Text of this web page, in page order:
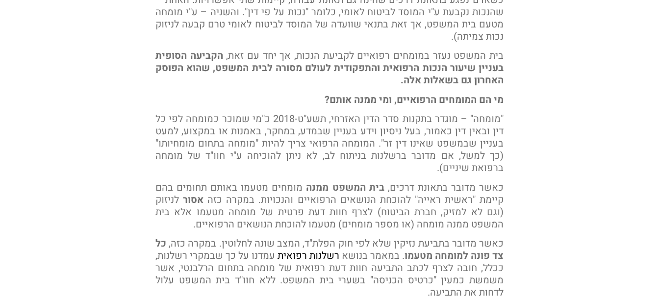
שהנכות נקבעת ע"י המוסד לביטוח לאומי, כלומר "נכות על פי דין". והשניה – ע"י מומחה
מטעם בית המשפט, אך זאת בתנאי שוועדה של המוסד לביטוח לאומי טרם קבעה לניזוק
נכות צמיתה).
בית המשפט נעזר במומחים רפואיים לקביעת הנכות, אך יחד עם זאת, הקביעה הסופית
בעניין שיעור הנכות הרפואית והתפקודית לעולם מסורה לבית המשפט, שהוא הפוסק
האחרון גם בשאלות אלה.
מי הם המומחים הרפואיים, ומי ממנה אותם?
"מומחה" – מוגדר בתקנות סדר הדין האזרחי, תשע"ט-2018 כ"מי שמוכר כמומחה לפי כל
דין ובאין דין כאמור, בעל ניסיון וידע בעניין שבמדע, במחקר, באמנות או במקצוע, למעט
בעניין שבמשפט שאינו דין זר". המומחה הרפואי צריך להיות "מומחה בתחום מומחיותו"
(כך למשל, אם מדובר ברשלנות בניתוח לב, לא ניתן להוכיחה ע"י חוו"ד של מומחה
ברפואת שיניים).
כאשר מדובר בתאונת דרכים,בית המשפט ממנה מומחים מטעמו באותם תחומים בהם
קיימת "ראשית ראייה" להוכחת הנושאים הרפואיים והנכויות. במקרה כזה אסורלניזוק
(וגם לא למזיק, חברת הביטוח) לצרף חוות דעת פרטית של מומחה מטעמו אלא בית
המשפט ממנה מומחה (או מספר מומחים) מטעמו להוכחת הנושאים הרפואיים.
כאשר מדובר בתביעת נזיקין שלא לפי חוק הפלת"ד, המצב שונה לחלוטין. במקרה כזה, כל
צד פונה למומחה מטעמו. במאמר בנושא רשלנות רפואית עמדנו על כך שבמקרי רשלנות,
ככלל, חובה לצרף לכתב התביעה חוות דעת רפואית של מומחה בתחום הרלבנטי, אשר
משמשת כמעין "כרטיס הכניסה" בשערי בית המשפט. ללא חוו"ד בית המשפט עלול
לדחות את התביעה.